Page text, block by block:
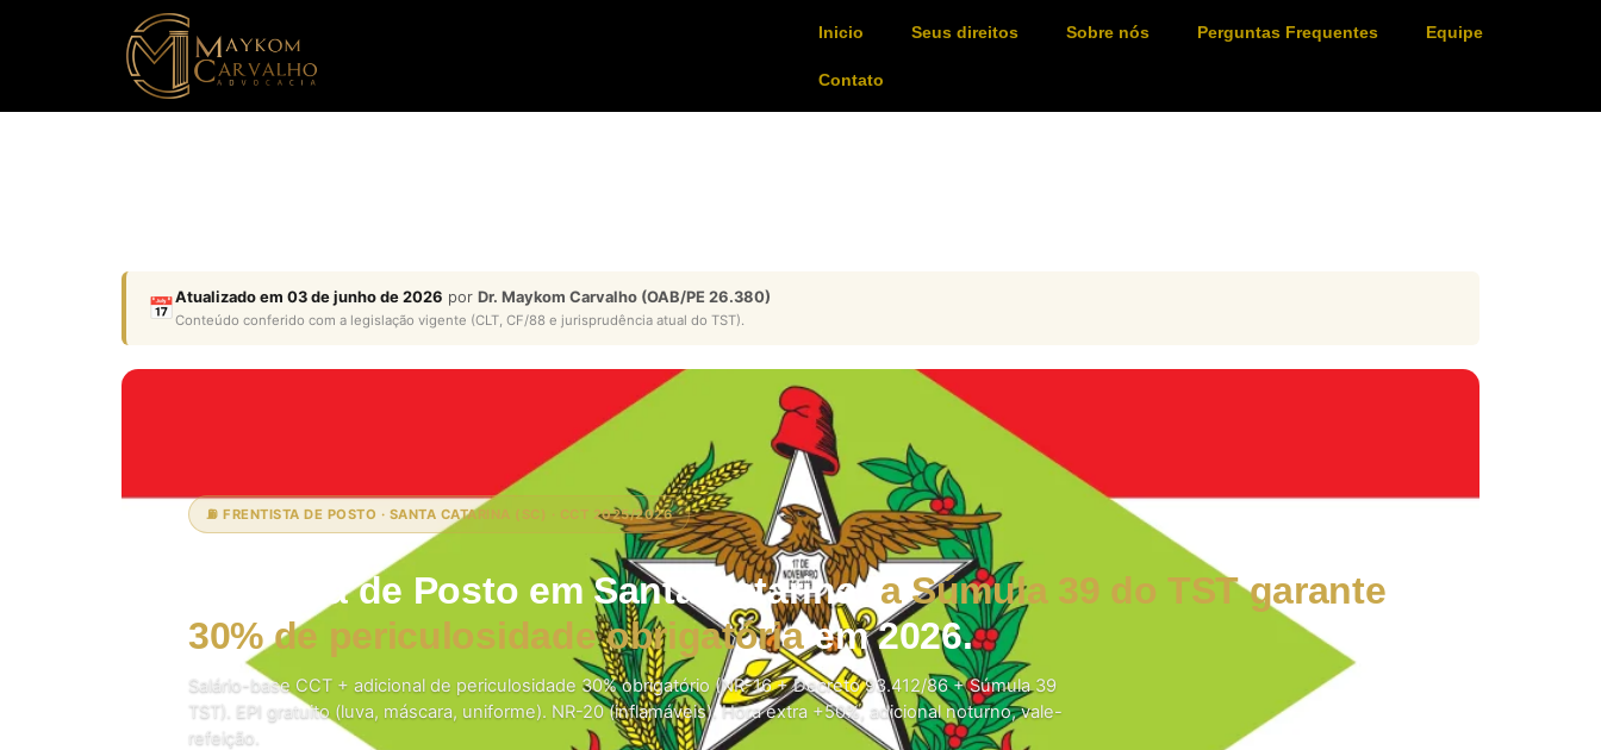
Inicio Seus direitos Sobre nós Perguntas Frequentes Equipe
Contato
📅Atualizado em 03 de junho de 2026 por Dr. Maykom Carvalho (OAB/PE 26.380)
Conteúdo conferido com a legislação vigente (CLT, CF/88 e jurisprudência atual do TST).
⛽ FRENTISTA DE POSTO · SANTA CATARINA (SC) · CCT 2025/2026
Frentista de Posto em Santa Catarina: a Súmula 39 do TST garante
30% de periculosidade obrigatóriaem 2026.
Salário-base CCT + adicional de periculosidade 30% obrigatório (NR-16 + Decreto 93.412/86 + Súmula 39
TST). EPI gratuito (luva, máscara, uniforme). NR-20 (inflamáveis). Hora extra +50%, adicional noturno, vale-
refeição.